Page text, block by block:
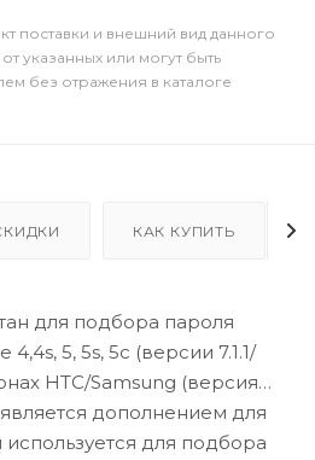
поставки и внешний вид данного
указанных или могут быть
без отражения в каталоге
КАК КУПИТЬ
для подбора пароля
4,4s, 5, 5s, 5c (версии 7.1.1/
HTC/Samsung (версия
дополнением для
для подбора